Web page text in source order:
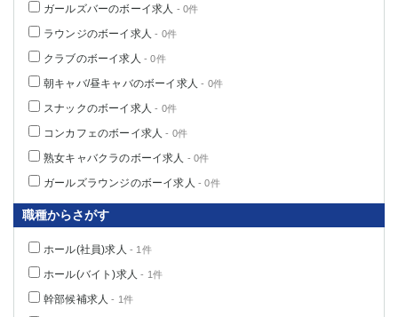
ガールズバーのボーイ求人 - 0件
ラウンジのボーイ求人 - 0件
クラブのボーイ求人 - 0件
朝キャバ/昼キャバのボーイ求人 - 0件
スナックのボーイ求人 - 0件
コンカフェのボーイ求人 - 0件
熟女キャバクラのボーイ求人 - 0件
ガールズラウンジのボーイ求人 - 0件
職種からさがす
ホール(社員)求人 - 1件
ホール(バイト)求人 - 1件
幹部候補求人 - 1件
八千代台
本八幡
東金
宇都宮
茨城県
高崎